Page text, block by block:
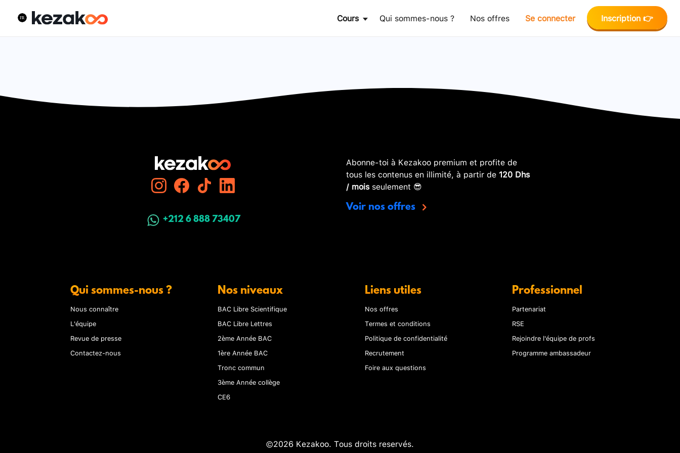
Cours Qui sommes-nous ? Nos offres Se connecter Inscription 👉
+212 6 888 73407
Abonne-toi à Kezakoo premium et profite de
tous les contenus en illimité, à partir de 120 Dhs
/ moisseulement 😎
Voir nos offres
Qui sommes-nous ?
Nous connaître
L'équipe
Revue de presse
Contactez-nous
Nos niveaux
BAC Libre Scientifique
BAC Libre Lettres
2ème Année BAC
1ère Année BAC
Tronc commun
3ème Année collège
CE6
Liens utiles
Nos offres
Termes et conditions
Politique de confidentialité
Recrutement
Foire aux questions
Professionnel
Partenariat
RSE
Rejoindre l'équipe de profs
Programme ambassadeur
©2026 Kezakoo. Tous droits reservés.